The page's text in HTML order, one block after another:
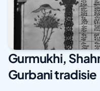
Gurmukhi,
Gurbani tradisie